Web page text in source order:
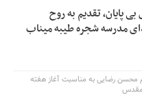
پایان، تقدیم به روح
مدرسه شجره طیبه میناب
محسن رضایی به مناسبت آغاز هفته
مقدس